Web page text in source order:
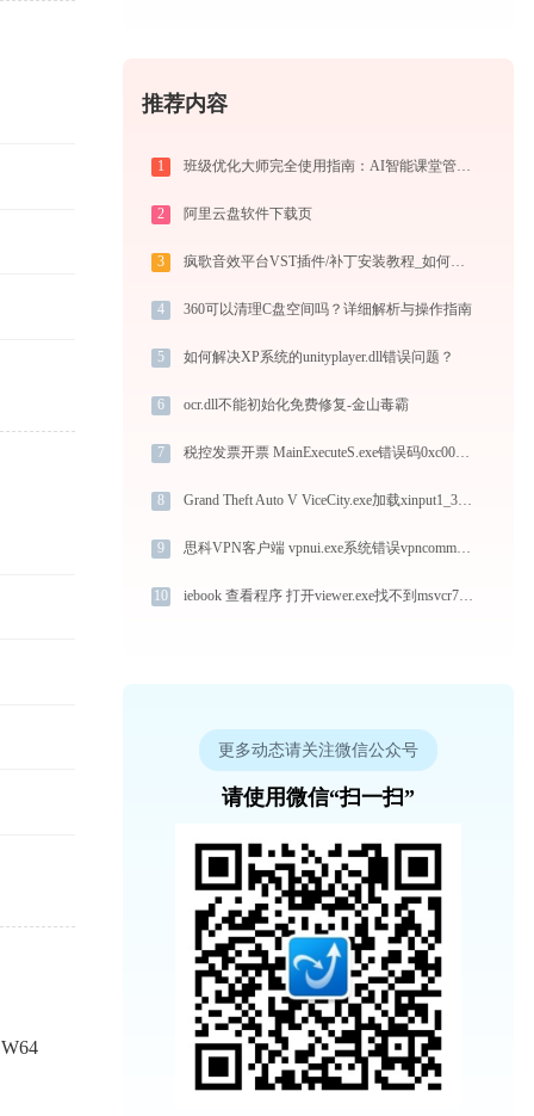
推荐内容
1 班级优化大师完全使用指南：AI智能课堂管理的注册、实操与效率提升全攻略（2026最新）
2 阿里云盘软件下载页
3 疯歌音效平台VST插件/补丁安装教程_如何加载插件效果包
4 360可以清理C盘空间吗？详细解析与操作指南
5 如何解决XP系统的unityplayer.dll错误问题？
6 ocr.dll不能初始化免费修复-金山毒霸
7 税控发票开票 MainExecuteS.exe错误码0xc000000d处理办法
8 Grand Theft Auto V ViceCity.exe加载xinput1_3.dll文件丢失处理办法
9 思科VPN客户端 vpnui.exe系统错误vpncommoncrypt.dll丢失如何解决
10 iebook 查看程序 打开viewer.exe找不到msvcr71.dll怎么办
更多动态请关注微信公众号
请使用微信“扫一扫”